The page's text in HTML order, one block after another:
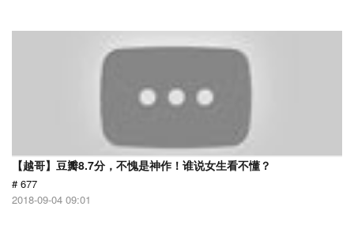
【越哥】豆瓣8.7分，不愧是神作！谁说女生看不懂？
# 677
2018-09-04 09:01